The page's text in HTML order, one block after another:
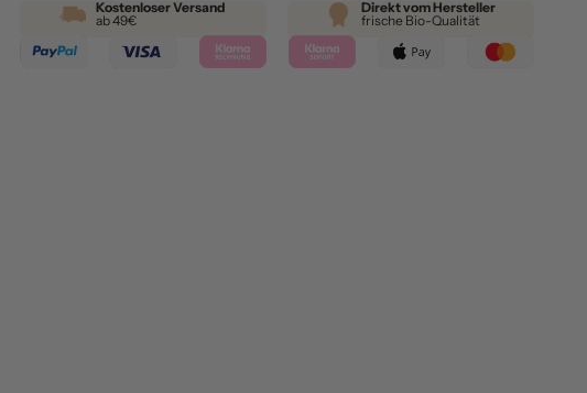
Kostenloser Versand
ab 49€
Direkt vom Hersteller
frische Bio-Qualität